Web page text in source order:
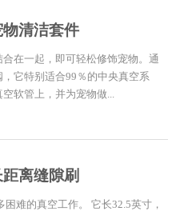
物清洁套件
在一起，即可轻松修饰宠物。通
它特别适合99％的中央真空系
软管上，并为宠物做...
离缝隙刷
难的真空工作。 它长32.5英寸，